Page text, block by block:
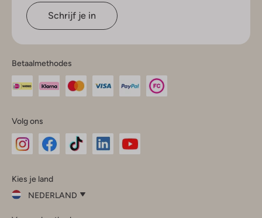
Schrijf je in
Betaalmethodes
Volg ons
InstagramFacebook
Kies je land
NEDERLAND